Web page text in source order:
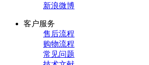
新浪微博
客户服务
售后流程
购物流程
常见问题